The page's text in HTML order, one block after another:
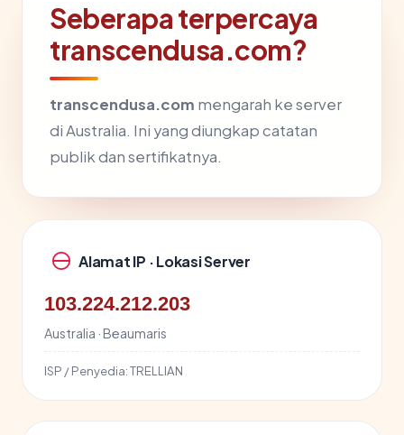
Seberapa terpercaya
transcendusa.com?
transcendusa.com mengarah ke server
di Australia. Ini yang diungkap catatan
publik dan sertifikatnya.
Alamat IP · Lokasi Server
103.224.212.203
Australia · Beaumaris
ISP / Penyedia:TRELLIAN